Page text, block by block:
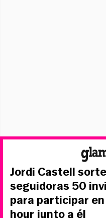
Jordi Castell
seguidoras 50
para participar
hour junto a él